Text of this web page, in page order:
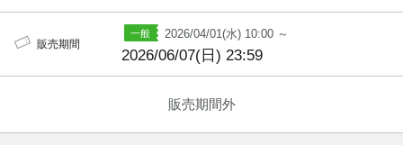
販売期間
2026/04/01(水) 10:00 ～
2026/06/07(日) 23:59
販売期間外